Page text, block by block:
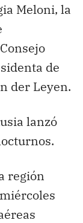
Meloni, la
de
der Leyen.
lanzó
región